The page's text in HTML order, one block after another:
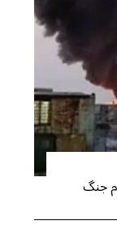
جنگ